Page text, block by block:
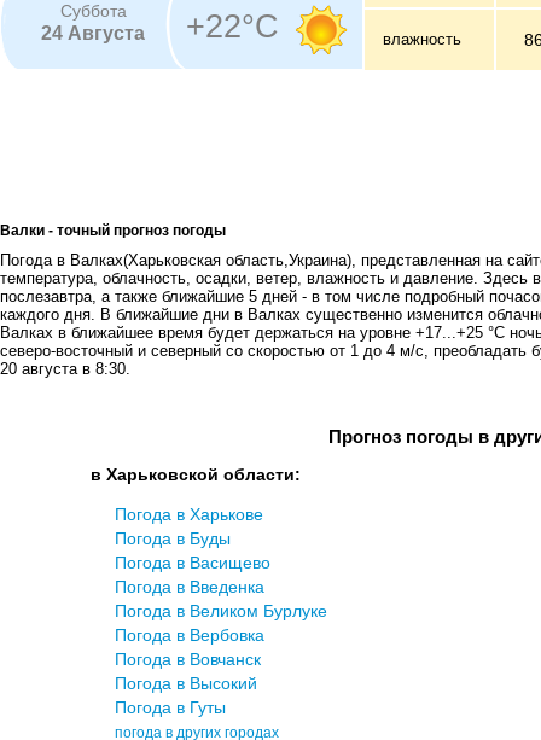
Суббота
24 Августа +22°C влажность
Валки - точный прогноз погоды
Погода в Валках(Харьковская область,Украина), представленная на
температура, облачность, осадки, ветер, влажность и давление. Здесь
послезавтра, а также ближайшие 5 дней - в том числе подробный
каждого дня. В ближайшие дни в Валках существенно изменится
Валках в ближайшее время будет держаться на уровне +17...+25 °C
северо-восточный и северный со скоростью от 1 до 4 м/с, преобладать
20 августа в 8:30.
Прогноз погоды в
в Харьковской области:
Погода в Харькове
Погода в Буды
Погода в Васищево
Погода в Введенка
Погода в Великом Бурлуке
Погода в Вербовка
Погода в Вовчанск
Погода в Высокий
Погода в Гуты
погода в других городах